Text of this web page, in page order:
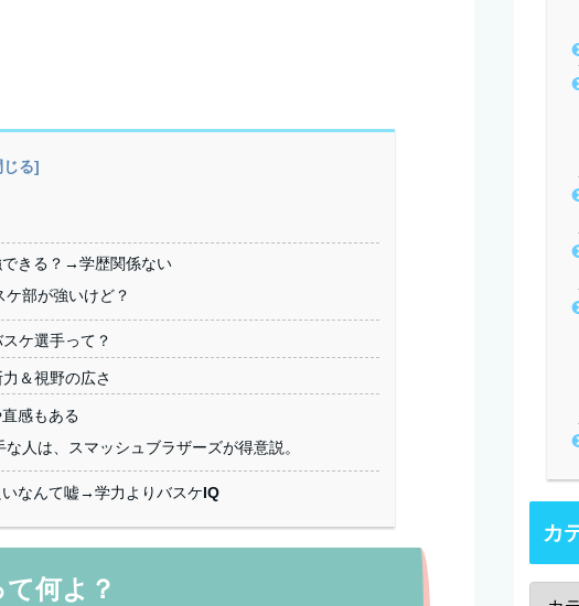
きる？→学歴関係ない
部が強いけど？
ケ選手って？
＆視野の広さ
感もある
人は、スマッシュブラザーズが得意説。
いなんて嘘→学力よりバスケIQ
何よ？
カ